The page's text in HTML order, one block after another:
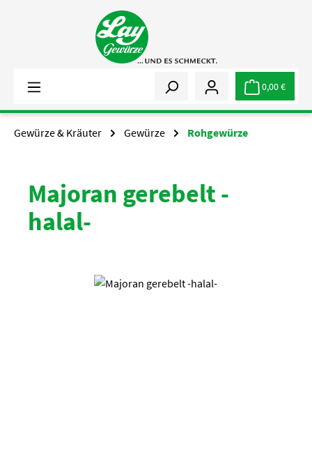
Zum Hauptinhalt springen
0,00 €
Gewürze & Kräuter Gewürze Rohgewürze
Majoran gerebelt -
halal-
Bildergalerie überspringen